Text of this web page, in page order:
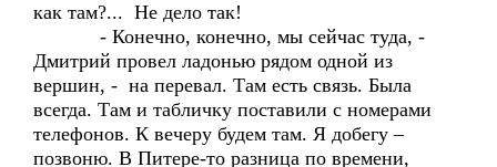
как там?... Не дело так!
- Конечно, конечно, мы сейчас туда, -
Дмитрий провел ладонью рядом одной из
вершин, - на перевал. Там есть связь. Была
всегда. Там и табличку поставили с номерами
телефонов. К вечеру будем там. Я добегу –
позвоню. В Питере-то разница по времени,